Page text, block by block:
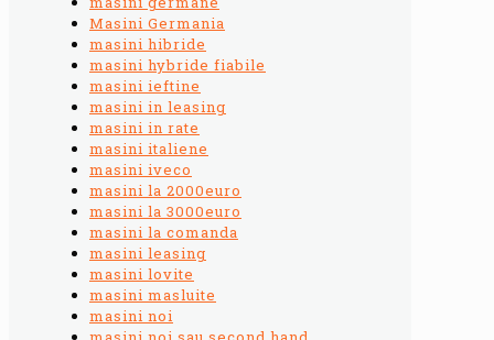
Masini Germania
masini hibride
masini hybride fiabile
masini ieftine
masini in leasing
masini in rate
masini italiene
masini iveco
masini la 2000euro
masini la 3000euro
masini la comanda
masini leasing
masini lovite
masini masluite
masini noi